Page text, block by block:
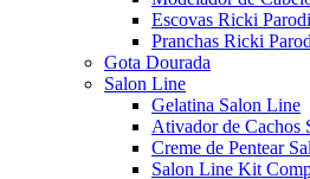
Escovas Ricki Parodi
Pranchas Ricki
Gota Dourada
Salon Line
Gelatina Salon Line
Ativador de Cachos
Creme de Pentear
Salon Line Kit